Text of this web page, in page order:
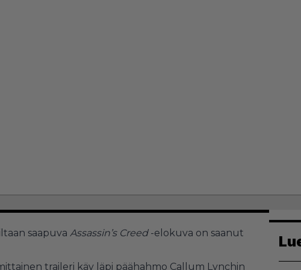
saapuva Assassin’s Creed-elokuva on saanut
traileri käy läpi päähahmo Callum Lynchin